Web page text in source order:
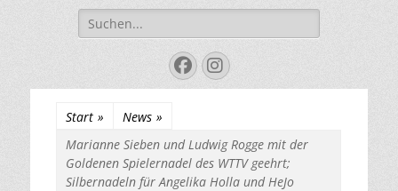
Suchen
nach:
Facebook
Instagram
Start » News »
Marianne Sieben und Ludwig Rogge mit der
Goldenen Spielernadel des WTTV geehrt;
Silbernadeln für Angelika Holla und HeJo